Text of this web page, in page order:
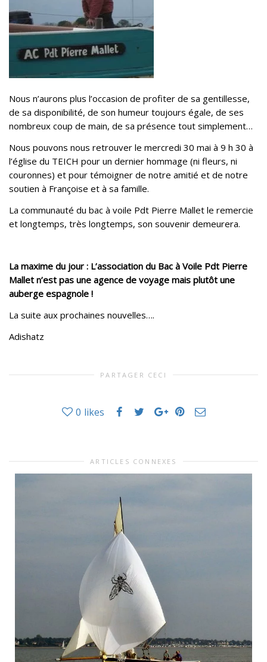
Nous n’aurons plus l’occasion de profiter de sa gentillesse,
de sa disponibilité, de son humeur toujours égale, de ses
nombreux coup de main, de sa présence tout simplement…
Nous pouvons nous retrouver le mercredi 30 mai à 9 h 30 à
l’église du TEICH pour un dernier hommage (ni fleurs, ni
couronnes) et pour témoigner de notre amitié et de notre
soutien à Françoise et à sa famille.
La communauté du bac à voile Pdt Pierre Mallet le remercie
et longtemps, très longtemps, son souvenir demeurera.
La maxime du jour : L’association du Bac à Voile Pdt Pierre
Mallet n’est pas une agence de voyage mais plutôt une
auberge espagnole !
La suite aux prochaines nouvelles….
Adishatz
PARTAGER CECI
0 likes
ARTICLES CONNEXES